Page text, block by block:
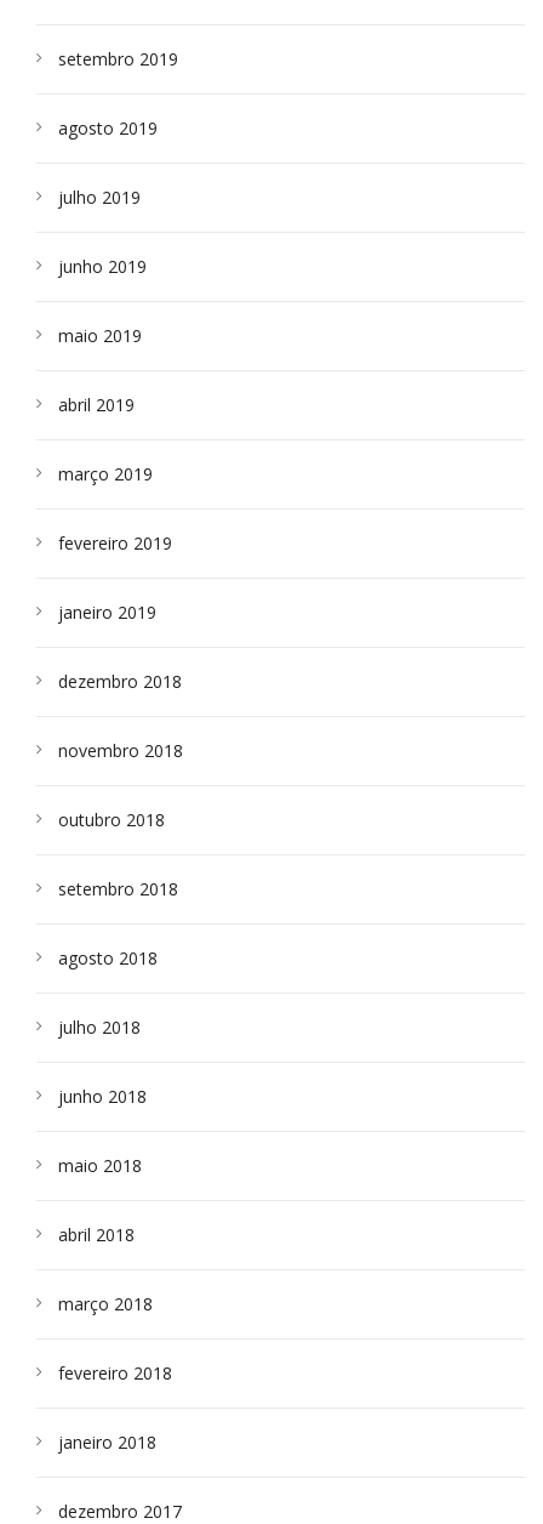
setembro 2019
agosto 2019
julho 2019
junho 2019
maio 2019
abril 2019
março 2019
fevereiro 2019
janeiro 2019
dezembro 2018
novembro 2018
outubro 2018
setembro 2018
agosto 2018
julho 2018
junho 2018
maio 2018
abril 2018
março 2018
fevereiro 2018
janeiro 2018
dezembro 2017